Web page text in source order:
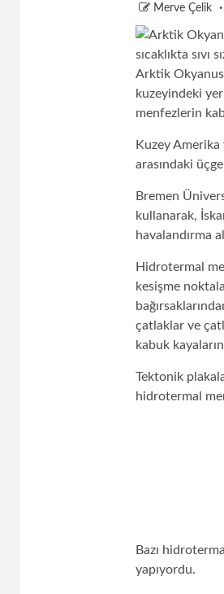
Merve Çelik
Arktik
kuzeyindeki
menfezlerin
Kuzey Amerika
arasındaki
Bremen
kullanarak,
havalandırma
Hidrotermal
kesişme
çatlaklar ve
kabuk
Tektonik
hidrotermal
Bazı
yapıyordu.